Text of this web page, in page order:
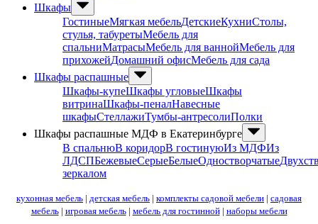
Шкафы
ГостиныеМягкая мебельДетскиеКухниСтолы,
стулья, табуретыМебель для
спальниМатрасыМебель для ваннойМебель для
прихожейДомашний офисМебель для сада
Шкафы распашные
Шкафы-купеШкафы угловыеШкафы
витринаШкафы-пеналНавесные
шкафыСтеллажиТумбы-антресолиПолки
Шкафы распашные МДФ в Екатеринбурге
В спальнюВ коридорВ гостинуюИз МДФИз
ЛДСПБежевыеСерыеБелыеОдностворчатые
зеркалом
кухонная мебель | детская мебель | комплекты садовой мебели | садовая
мебель| игровая мебель| мебель для гостинной| наборы мебели